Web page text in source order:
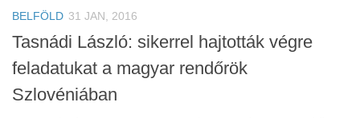
BELFÖLD 31 JAN, 2016
Tasnádi László: sikerrel hajtották végre
feladatukat a magyar rendőrök
Szlovéniában